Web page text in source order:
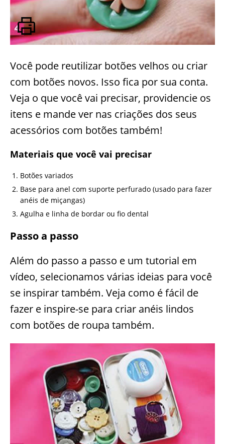
Você pode reutilizar botões velhos ou criar
com botões novos. Isso fica por sua conta.
Veja o que você vai precisar, providencie os
itens e mande ver nas criações dos seus
acessórios com botões também!
Materiais que você vai precisar
Botões variados
Base para anel com suporte perfurado (usado para fazer
anéis de miçangas)
Agulha e linha de bordar ou fio dental
Passo a passo
Além do passo a passo e um tutorial em
vídeo, selecionamos várias ideias para você
se inspirar também. Veja como é fácil de
fazer e inspire-se para criar anéis lindos
com botões de roupa também.